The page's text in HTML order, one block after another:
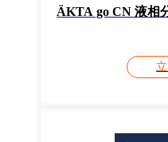
ÄKTA go CN 液相